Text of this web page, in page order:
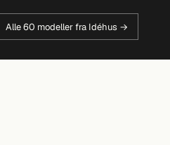
Alle 60 modeller fra Idéhus →